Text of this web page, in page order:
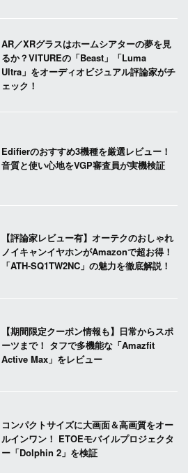
AR／XRグラスはホームシアターの夢を見
るか？VITUREの「Beast」「Luma
Ultra」をオーディオビジュアル評論家がチ
ェック！
Edifierのおすすめ3機種を厳選レビュー！
音質と使い心地をVGP審査員が実機検証
【評論家レビュー有】オーテクのおしゃれ
ノイキャンイヤホンがAmazonで超お得！
「ATH-SQ1TW2NC」の魅力を徹底解説！
【期間限定クーポン情報も】日常からスポ
ーツまで！ タフで多機能な「Amazfit
Active Max」をレビュー
コンパクトサイズに大画面＆高画質をオー
ルインワン！ ETOEモバイルプロジェクタ
ー「Dolphin 2」を検証